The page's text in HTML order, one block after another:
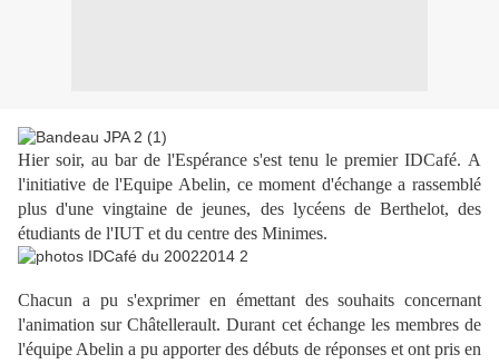
Hier soir, au bar de l'Espérance s'est tenu le premier IDCafé. A
l'initiative de l'Equipe Abelin, ce moment d'échange a rassemblé
plus d'une vingtaine de jeunes, des lycéens de Berthelot, des
étudiants de l'IUT et du centre des Minimes.
Chacun a pu s'exprimer en émettant des souhaits concernant
l'animation sur Châtellerault. Durant cet échange les membres de
l'équipe Abelin a pu apporter des débuts de réponses et ont pris en